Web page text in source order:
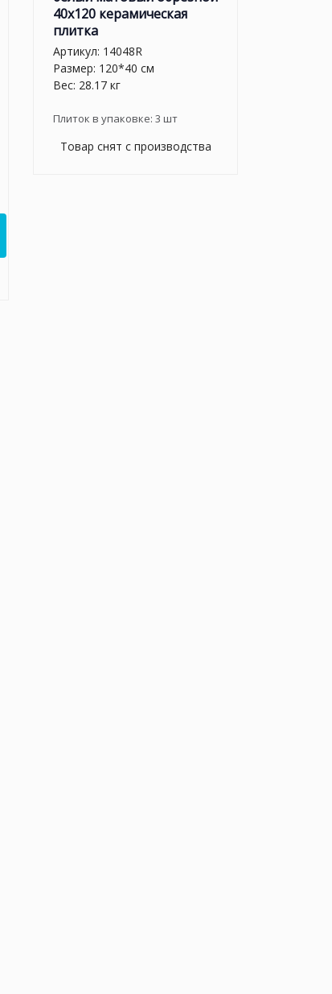
40х120 керамическая
плитка
Артикул: 14048R
Размер: 120*40 см
Вес: 28.17 кг
Плиток в упаковке: 3 шт
Товар снят с производства